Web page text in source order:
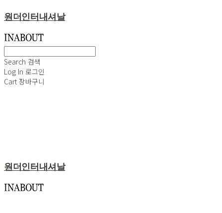
원더인터내셔날
Search 검색
Log In 로그인
Cart 장바구니
원더인터내셔날